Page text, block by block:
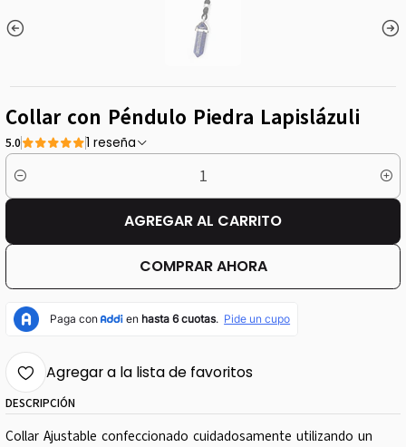
Collar con Péndulo Piedra Lapislázuli
5.0 1 reseña
Cantidad
AGREGAR AL CARRITO
COMPRAR AHORA
Agregar a la lista de favoritos
DESCRIPCIÓN
Collar Ajustable confeccionado cuidadosamente utilizando un